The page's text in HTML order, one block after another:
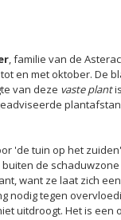
, familie van de
en met oktober. De
van deze vaste plant
'de tuin op het
de
want ze laat zich
nodig tegen
uitdroogt. Het is een